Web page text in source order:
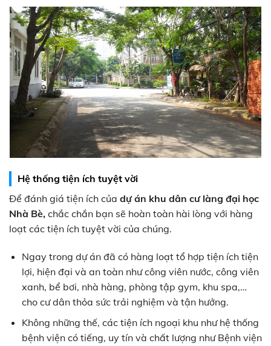
Hệ thống tiện ích tuyệt vời
Để đánh giá tiện ích của dự án khu dân cư làng đại học
Nhà Bè, chắc chắn bạn sẽ hoàn toàn hài lòng với hàng
loạt các tiện ích tuyệt vời của chúng.
Ngay trong dự án đã có hàng loạt tổ hợp tiện ích tiện
lợi, hiện đại và an toàn như công viên nước, công viên
xanh, bể bơi, nhà hàng, phòng tập gym, khu spa,…
cho cư dân thỏa sức trải nghiệm và tận hưởng.
Không những thế, các tiện ích ngoại khu như hệ thống
bệnh viện có tiếng, uy tín và chất lượng như Bệnh viện